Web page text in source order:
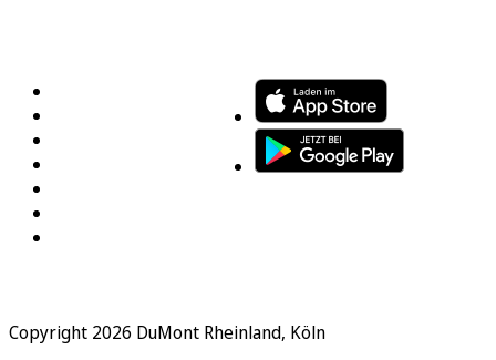
Copyright 2026 DuMont Rheinland, Köln